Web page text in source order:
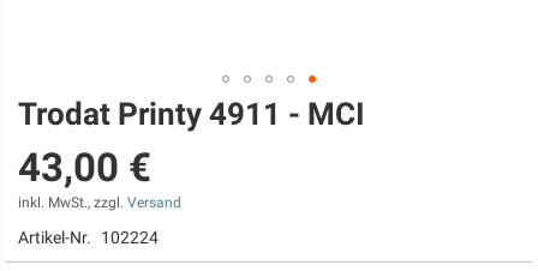
Zum
Anfang
der
Bildgalerie
springen
Trodat Printy 4911 - MCI
43,00 €
inkl. MwSt., zzgl. Versand
Artikel-Nr. 102224